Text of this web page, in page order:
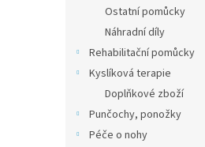
Ostatní pomůcky
Náhradní díly
Rehabilitační pomůcky
Kyslíková terapie
Doplňkové zboží
Punčochy, ponožky
Péče o nohy